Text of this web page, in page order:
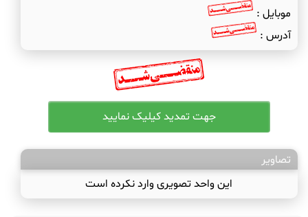
موبایل :
آدرس :
تصاویر
این واحد تصویری وارد نکرده است